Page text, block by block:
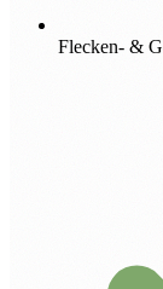
Flecken- &